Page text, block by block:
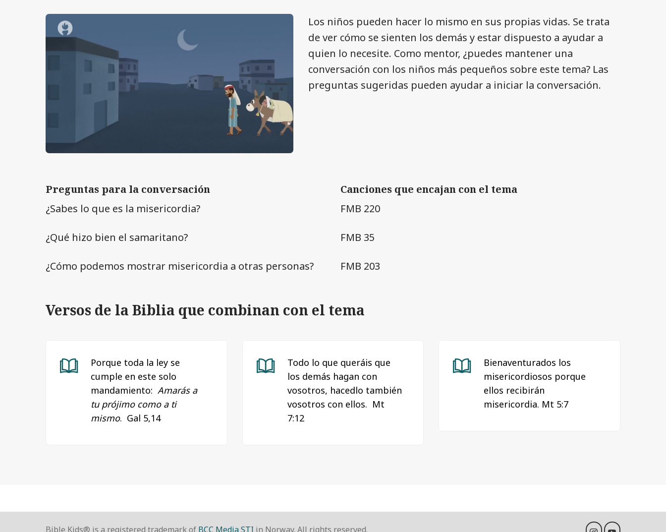
Los niños pueden hacer lo mismo en sus propias vidas. Se trata
de ver cómo se sienten los demás y estar dispuesto a ayudar a
quien lo necesite. Como mentor, ¿puedes mantener una
conversación con los niños más pequeños sobre este tema? Las
preguntas sugeridas pueden ayudar a iniciar la conversación.
Preguntas para la conversación
¿Sabes lo que es la misericordia?
¿Qué hizo bien el samaritano?
¿Cómo podemos mostrar misericordia a otras personas?
Canciones que encajan con el tema
FMB 220
FMB 35
FMB 203
Versos de la Biblia que combinan con el tema
Porque toda la ley se
cumple en este solo
mandamiento: Amarás a
tu prójimo como a ti
mismo. Gal 5,14
Todo lo que queráis que
los demás hagan con
vosotros, hacedlo también
vosotros con ellos. Mt
7:12
Bienaventurados los
misericordiosos porque
ellos recibirán
misericordia. Mt 5:7
Bible Kids® is a registered trademark of BCC Media STI in Norway. All rights reserved.